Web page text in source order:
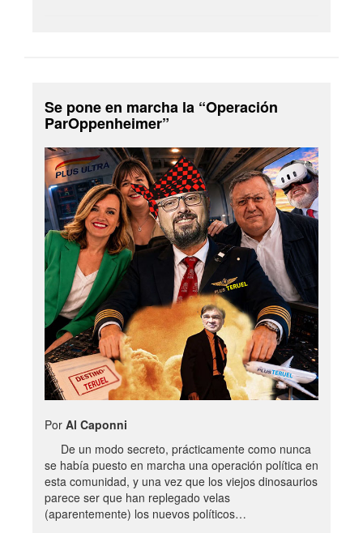
Se pone en marcha la “Operación
ParOppenheimer”
Por Al Caponni
De un modo secreto, prácticamente como nunca
se había puesto en marcha una operación política en
esta comunidad, y una vez que los viejos dinosaurios
parece ser que han replegado velas
(aparentemente) los nuevos políticos…